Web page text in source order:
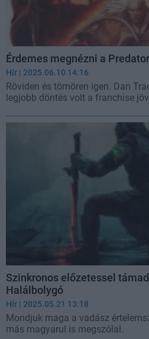
Érdemes megnézni a
Hír | 2025.06.10 14:16
Röviden és tömören igen. Dan
legjobb döntés volt a franchise
Szinkronos előzetessel
Halálbolygó
Hír | 2025.05.21 13:18
Mondjuk maga a vadász
más magyarul is megszólal.